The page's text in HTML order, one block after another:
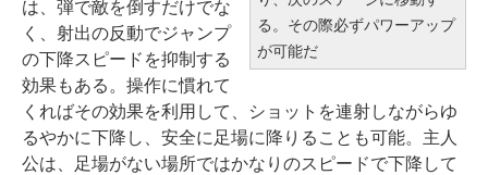
る。その際必ずパワーアップ
が可能だ
は、弾で敵を倒すだけでな
く、射出の反動でジャンプ
の下降スピードを抑制する
効果もある。操作に慣れて
くればその効果を利用して、ショットを連射しながらゆ
るやかに下降し、安全に足場に降りることも可能。主人
公は、足場がない場所ではかなりのスピードで下降して